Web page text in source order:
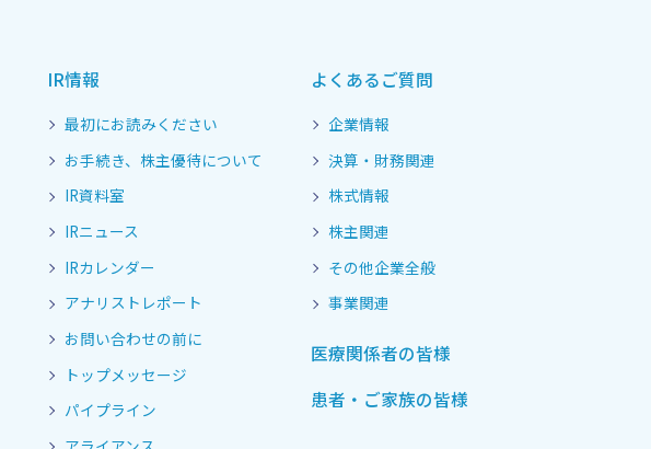
IR情報
最初にお読みください
お手続き、株主優待について
IR資料室
IRニュース
IRカレンダー
アナリストレポート
お問い合わせの前に
トップメッセージ
パイプライン
よくあるご質問
企業情報
決算・財務関連
株式情報
株主関連
その他企業全般
事業関連
医療関係者の皆様
患者・ご家族の皆様